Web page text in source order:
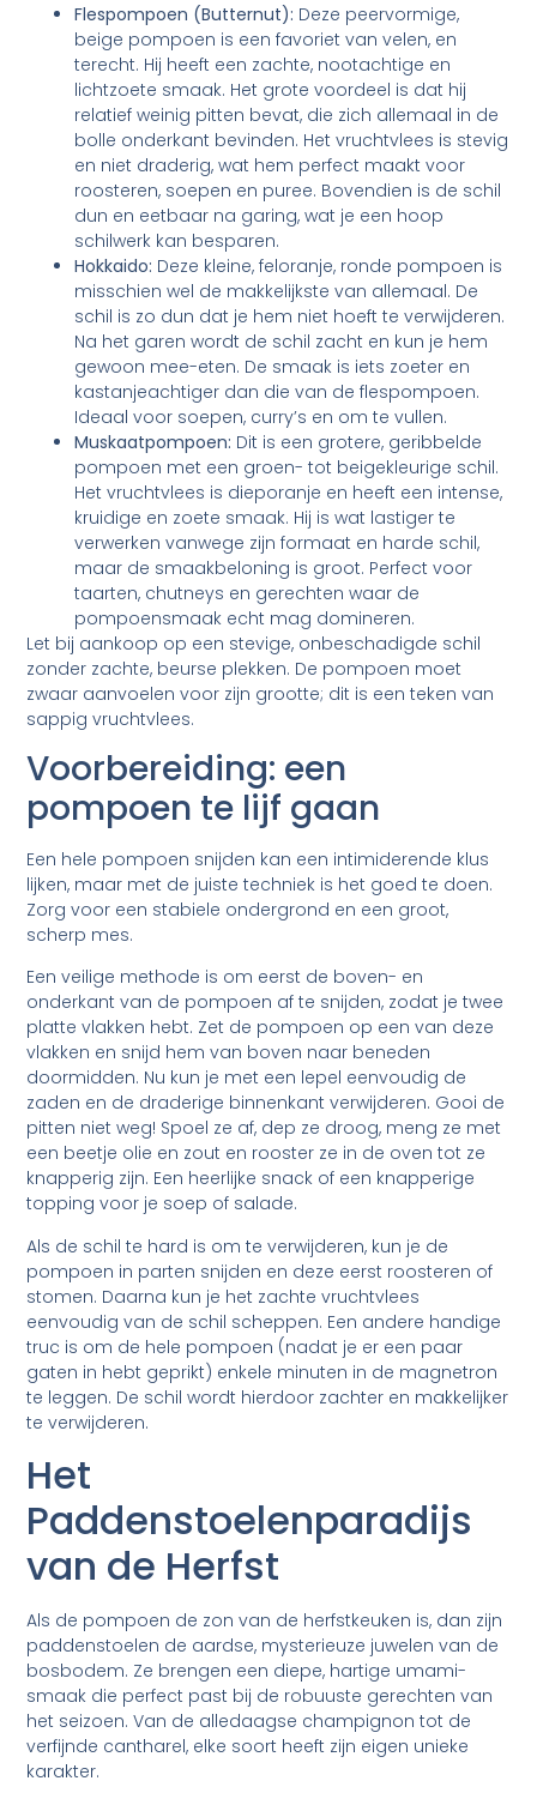
Flespompoen (Butternut): Deze peervormige,
beige pompoen is een favoriet van velen, en
terecht. Hij heeft een zachte, nootachtige en
lichtzoete smaak. Het grote voordeel is dat hij
relatief weinig pitten bevat, die zich allemaal in de
bolle onderkant bevinden. Het vruchtvlees is stevig
en niet draderig, wat hem perfect maakt voor
roosteren, soepen en puree. Bovendien is de schil
dun en eetbaar na garing, wat je een hoop
schilwerk kan besparen.
Hokkaido: Deze kleine, feloranje, ronde pompoen is
misschien wel de makkelijkste van allemaal. De
schil is zo dun dat je hem niet hoeft te verwijderen.
Na het garen wordt de schil zacht en kun je hem
gewoon mee-eten. De smaak is iets zoeter en
kastanjeachtiger dan die van de flespompoen.
Ideaal voor soepen, curry’s en om te vullen.
Muskaatpompoen: Dit is een grotere, geribbelde
pompoen met een groen- tot beigekleurige schil.
Het vruchtvlees is dieporanje en heeft een intense,
kruidige en zoete smaak. Hij is wat lastiger te
verwerken vanwege zijn formaat en harde schil,
maar de smaakbeloning is groot. Perfect voor
taarten, chutneys en gerechten waar de
pompoensmaak echt mag domineren.
Let bij aankoop op een stevige, onbeschadigde schil
zonder zachte, beurse plekken. De pompoen moet
zwaar aanvoelen voor zijn grootte; dit is een teken van
sappig vruchtvlees.
Voorbereiding: een
pompoen te lijf gaan
Een hele pompoen snijden kan een intimiderende klus
lijken, maar met de juiste techniek is het goed te doen.
Zorg voor een stabiele ondergrond en een groot,
scherp mes.
Een veilige methode is om eerst de boven- en
onderkant van de pompoen af te snijden, zodat je twee
platte vlakken hebt. Zet de pompoen op een van deze
vlakken en snijd hem van boven naar beneden
doormidden. Nu kun je met een lepel eenvoudig de
zaden en de draderige binnenkant verwijderen. Gooi de
pitten niet weg! Spoel ze af, dep ze droog, meng ze met
een beetje olie en zout en rooster ze in de oven tot ze
knapperig zijn. Een heerlijke snack of een knapperige
topping voor je soep of salade.
Als de schil te hard is om te verwijderen, kun je de
pompoen in parten snijden en deze eerst roosteren of
stomen. Daarna kun je het zachte vruchtvlees
eenvoudig van de schil scheppen. Een andere handige
truc is om de hele pompoen (nadat je er een paar
gaten in hebt geprikt) enkele minuten in de magnetron
te leggen. De schil wordt hierdoor zachter en makkelijker
te verwijderen.
Het
Paddenstoelenparadijs
van de Herfst
Als de pompoen de zon van de herfstkeuken is, dan zijn
paddenstoelen de aardse, mysterieuze juwelen van de
bosbodem. Ze brengen een diepe, hartige umami-
smaak die perfect past bij de robuuste gerechten van
het seizoen. Van de alledaagse champignon tot de
verfijnde cantharel, elke soort heeft zijn eigen unieke
karakter.